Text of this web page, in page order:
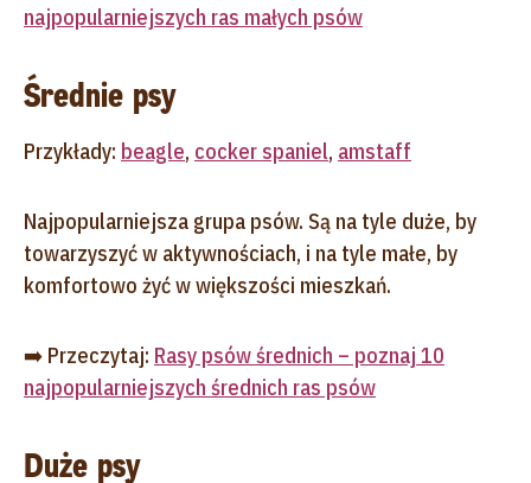
najpopularniejszych ras małych psów
Średnie psy
Przykłady: beagle, cocker spaniel, amstaff
Najpopularniejsza grupa psów. Są na tyle duże, by
towarzyszyć w aktywnościach, i na tyle małe, by
komfortowo żyć w większości mieszkań.
➡️ Przeczytaj: Rasy psów średnich – poznaj 10
najpopularniejszych średnich ras psów
Duże psy